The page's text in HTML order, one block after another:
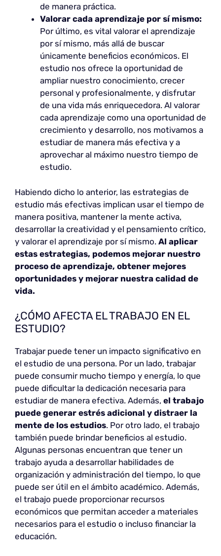
de manera práctica.
Valorar cada aprendizaje por sí mismo:
Por último, es vital valorar el aprendizaje
por sí mismo, más allá de buscar
únicamente beneficios económicos. El
estudio nos ofrece la oportunidad de
ampliar nuestro conocimiento, crecer
personal y profesionalmente, y disfrutar
de una vida más enriquecedora. Al valorar
cada aprendizaje como una oportunidad de
crecimiento y desarrollo, nos motivamos a
estudiar de manera más efectiva y a
aprovechar al máximo nuestro tiempo de
estudio.
Habiendo dicho lo anterior, las estrategias de
estudio más efectivas implican usar el tiempo de
manera positiva, mantener la mente activa,
desarrollar la creatividad y el pensamiento crítico,
y valorar el aprendizaje por sí mismo. Al aplicar
estas estrategias, podemos mejorar nuestro
proceso de aprendizaje, obtener mejores
oportunidades y mejorar nuestra calidad de
vida.
¿CÓMO AFECTA EL TRABAJO EN EL
ESTUDIO?
Trabajar puede tener un impacto significativo en
el estudio de una persona. Por un lado, trabajar
puede consumir mucho tiempo y energía, lo que
puede dificultar la dedicación necesaria para
estudiar de manera efectiva. Además, el trabajo
puede generar estrés adicional y distraer la
mente de los estudios. Por otro lado, el trabajo
también puede brindar beneficios al estudio.
Algunas personas encuentran que tener un
trabajo ayuda a desarrollar habilidades de
organización y administración del tiempo, lo que
puede ser útil en el ámbito académico. Además,
el trabajo puede proporcionar recursos
económicos que permitan acceder a materiales
necesarios para el estudio o incluso financiar la
educación.